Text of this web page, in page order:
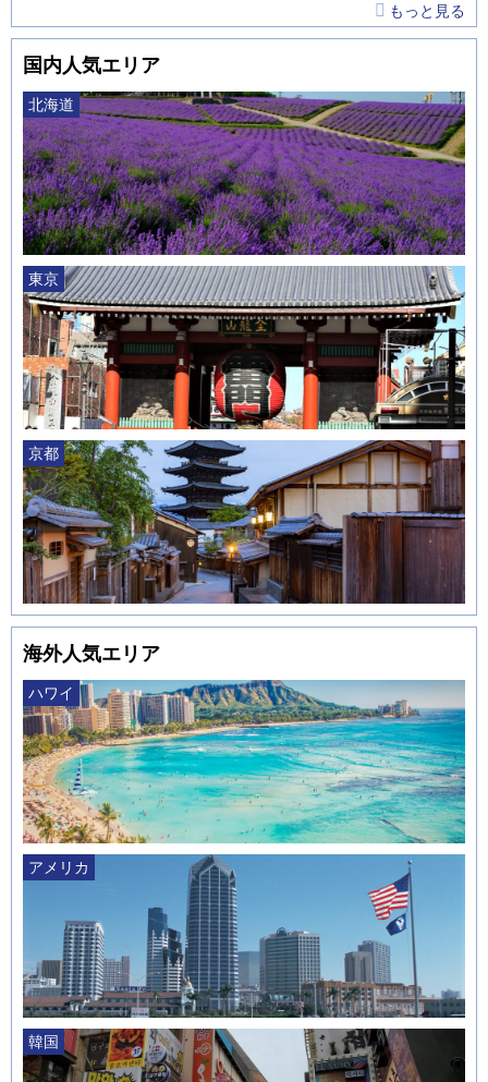
もっと見る
国内人気エリア
北海道
東京
京都
海外人気エリア
ハワイ
アメリカ
韓国